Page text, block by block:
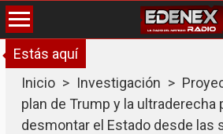
Skip
to
content
Estás aquí
Inicio > Investigación >
plan de Trump y la ultraderecha
desmontar el Estado desde las